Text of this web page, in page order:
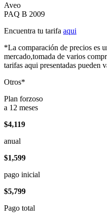
Aveo
PAQ B 2009
Encuentra tu tarifa aqui
*La comparación de precios es
mercado,tomada de varios
tarifas aqui presentadas pueden
Otros*
Plan forzoso
a 12 meses
$4,119
anual
$1,599
pago inicial
$5,799
Pago total